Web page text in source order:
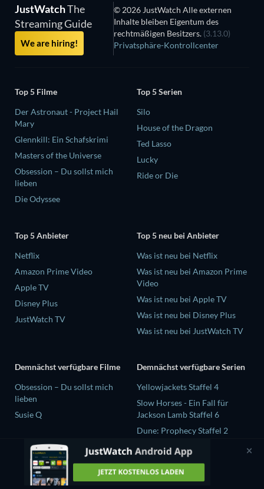
JustWatchThe
Streaming Guide
We are hiring!
© 2026 JustWatch Alle externen
Inhalte bleiben Eigentum des
rechtmäßigen Besitzers. (3.13.0)
Privatsphäre-Kontrollcenter
Top 5 Filme
Der Astronaut - Project Hail
Mary
Glennkill: Ein Schafskrimi
Masters of the Universe
Obsession – Du sollst mich
lieben
Die Odyssee
Top 5 Serien
Silo
House of the Dragon
Ted Lasso
Lucky
Ride or Die
Top 5 Anbieter
Netflix
Amazon Prime Video
Apple TV
Disney Plus
JustWatch TV
Top 5 neu bei Anbieter
Was ist neu bei Netflix
Was ist neu bei Amazon Prime
Video
Was ist neu bei Apple TV
Was ist neu bei Disney Plus
Was ist neu bei JustWatch TV
Demnächst verfügbare Filme
Obsession – Du sollst mich
lieben
Susie Q
Demnächst verfügbare Serien
Yellowjackets Staffel 4
Slow Horses - Ein Fall für
Jackson Lamb Staffel 6
Dune: Prophecy Staffel 2
The Gentlemen Staffel 2
Love Is Blind: UK Staffel 3